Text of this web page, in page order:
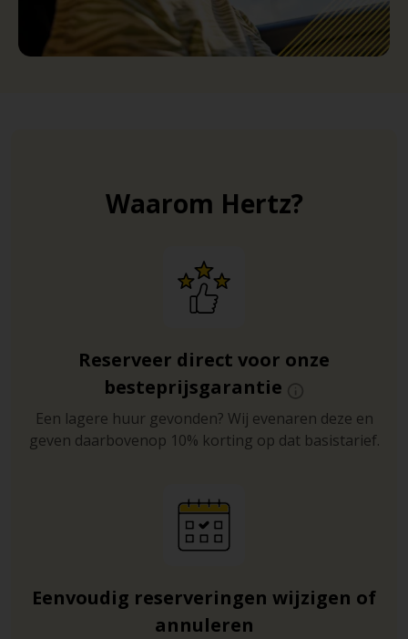
Waarom Hertz?
Reserveer direct voor onze
besteprijsgarantie
Een lagere huur gevonden? Wij evenaren deze en
geven daarbovenop 10% korting op dat basistarief.
Eenvoudig reserveringen wijzigen of
annuleren